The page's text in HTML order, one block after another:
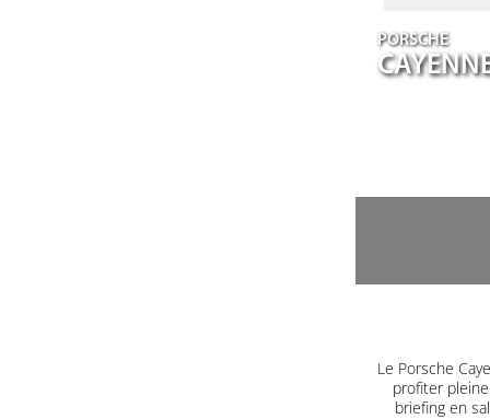
PORSCHE
Le Porsche
profiter
briefing en